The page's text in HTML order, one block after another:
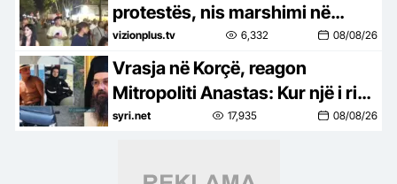
protestës, nis marshimi në
rrugë
vizionplus.tv 6,332 08/08/26
Vrasja në Korçë, reagon
Mitropoliti Anastas: Kur një i ri
vret një të ri, shoqëria qan për të
syri.net 17,935 08/08/26